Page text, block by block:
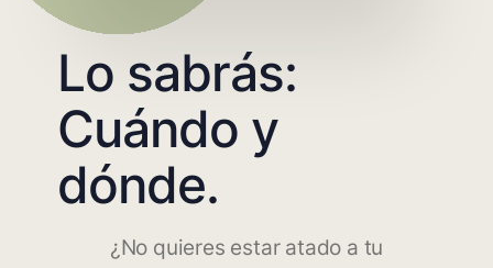
Lo sabrás:
Cuándo y
dónde.
¿No quieres estar atado a tu